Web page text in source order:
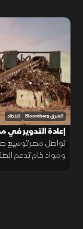
الشرق Bloomberg اقتصاد
إعادة التدوير في
تواصل مصر توسيع
ومواد خام تدعم